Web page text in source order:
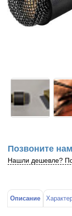
Позвоните
Нашли дешевле?
Описание